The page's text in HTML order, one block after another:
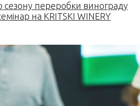
сезону переробки винограду
на KRITSKI WINERY